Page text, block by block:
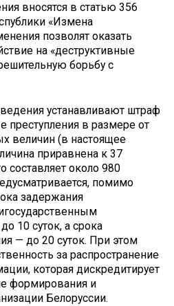
вносятся в статью 356
«Измена
позволят оказать
на «деструктивные
борьбу с
устанавливают штраф
преступления в размере от
величин (в настоящее
приравнена к 37
составляет около 980
помимо
задержания
10 суток, а срока
— до 20 суток. При этом
за распространение
которая дискредитирует
формирования и
Белоруссии.